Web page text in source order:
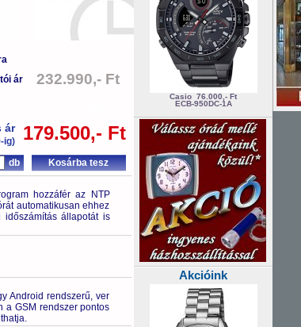
ár
232.990,- Ft
ár
ig) 179.500,- Ft
db
Kosárba tesz
hozzáfér az NTP
automatikusan ehhez
állapotát is
Android rendszerű, ver
a GSM rendszer pontos
Casio 76.000,- Ft
ECB-950DC-1A
Akcióink